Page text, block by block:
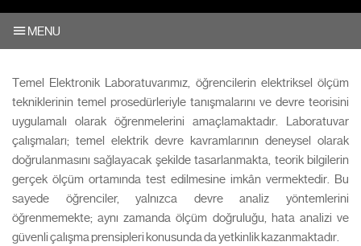
MENU
Temel Elektronik Laboratuvarımız, öğrencilerin elektriksel ölçüm
tekniklerinin temel prosedürleriyle tanışmalarını ve devre teorisini
uygulamalı olarak öğrenmelerini amaçlamaktadır. Laboratuvar
çalışmaları; temel elektrik devre kavramlarının deneysel olarak
doğrulanmasını sağlayacak şekilde tasarlanmakta, teorik bilgilerin
gerçek ölçüm ortamında test edilmesine imkân vermektedir. Bu
sayede öğrenciler, yalnızca devre analiz yöntemlerini
öğrenmemekte; aynı zamanda ölçüm doğruluğu, hata analizi ve
güvenli çalışma prensipleri konusunda da yetkinlik kazanmaktadır.